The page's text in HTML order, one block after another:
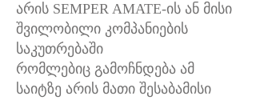
არის SEMPER AMATE-ის ან მისი
შვილობილი კომპანიების
საკუთრებაში
რომლებიც გამოჩნდება ამ
საიტზე არის მათი შესაბამისი